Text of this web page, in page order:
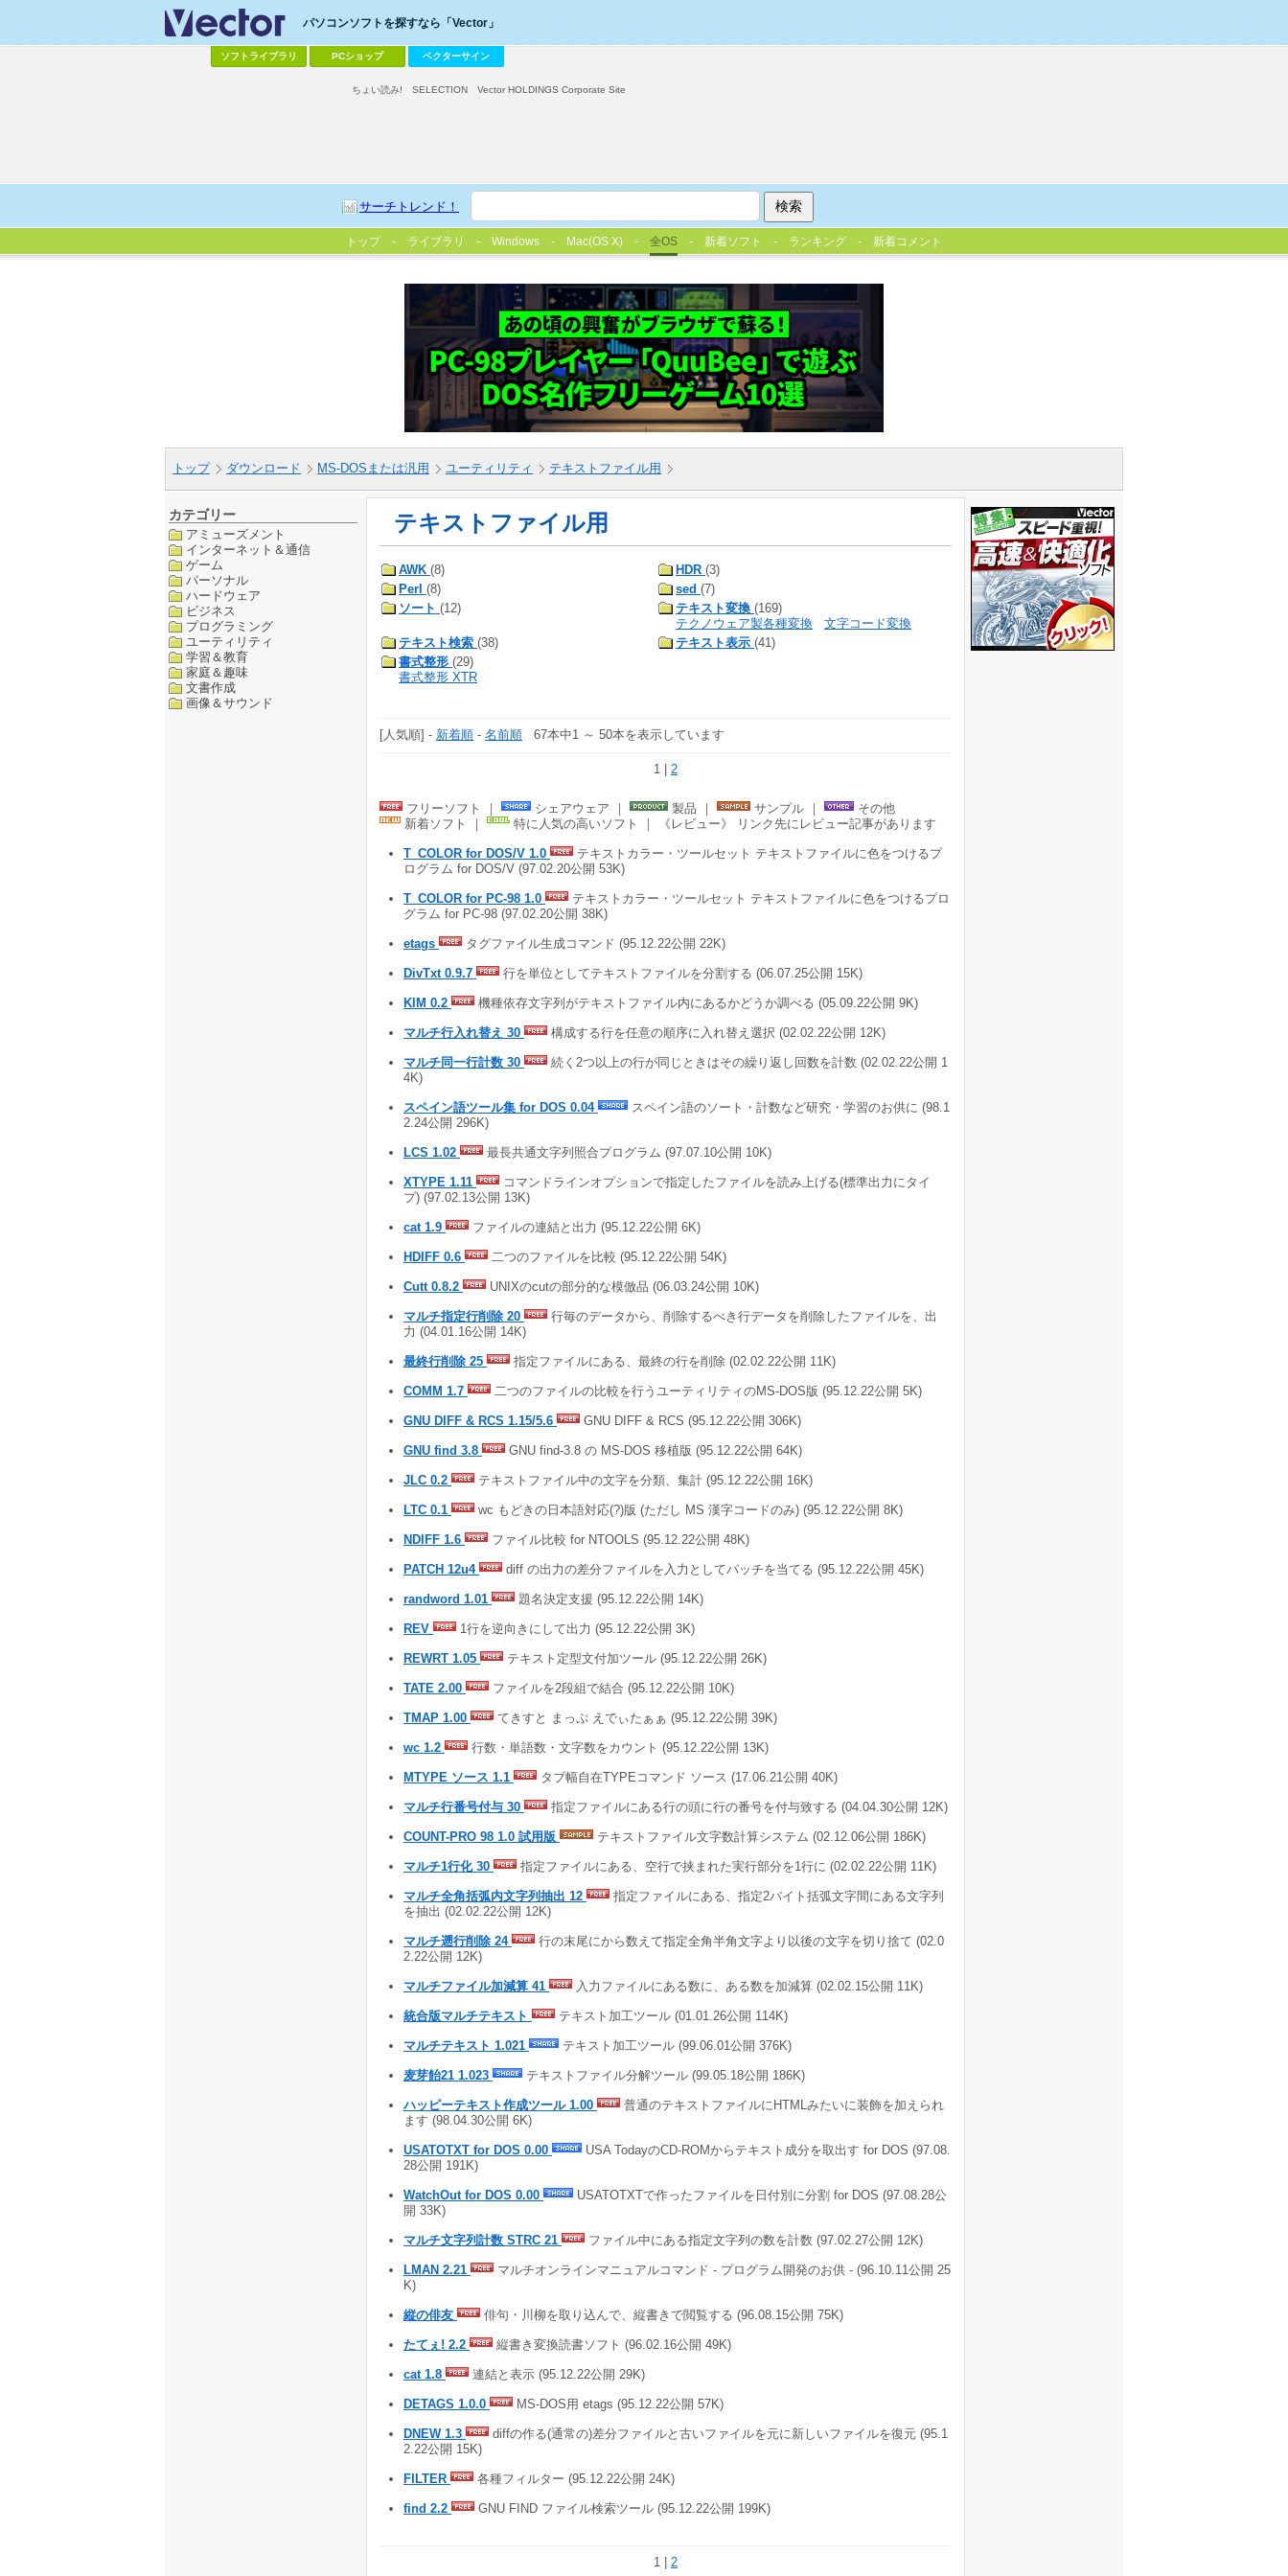
パソコンソフトを探すなら「Vector」
ソフトライブラリ PCショップ ベクターサイン
サーチトレンド！
ちょい読み! SELECTION Vector HOLDINGS Corporate Site
トップ ライブラリ Windows Mac(OS X) 全OS 新着ソフト ランキング 新着コメント
トップ ダウンロード MS-DOSまたは汎用 ユーティリティ テキストファイル用
カテゴリー
アミューズメント
インターネット＆通信
ゲーム
パーソナル
ハードウェア
ビジネス
プログラミング
ユーティリティ
学習＆教育
家庭＆趣味
文書作成
画像＆サウンド
テキストファイル用
AWK (8) HDR (3)
Perl (8) sed (7)
ソート (12) テキスト変換 (169)
テクノウェア製各種変換
文字コード変換
テキスト検索 (38) テキスト表示 (41)
書式整形 (29)
書式整形 XTR
[人気順] - 新着順 - 名前順 67本中1 ～ 50本を表示しています
1 | 2
フリーソフト ｜ シェアウェア ｜ 製品 ｜ サンプル ｜
その他
新着ソフト ｜
特に人気の高いソフト ｜ 《レビュー》 リンク先にレビュー記事があります
T_COLOR for DOS/V 1.0
テキストカラー・ツールセット テキストファイルに色をつけるプ
ログラム for DOS/V (97.02.20公開 53K)
T_COLOR for PC-98 1.0
テキストカラー・ツールセット テキストファイルに色をつけるプロ
グラム for PC-98 (97.02.20公開 38K)
etags タグファイル生成コマンド (95.12.22公開 22K)
DivTxt 0.9.7 行を単位としてテキストファイルを分割する (06.07.25公開 15K)
KIM 0.2 機種依存文字列がテキストファイル内にあるかどうか調べる (05.09.22公開 9K)
マルチ行入れ替え 30 構成する行を任意の順序に入れ替え選択 (02.02.22公開 12K)
マルチ同一行計数 30
続く2つ以上の行が同じときはその繰り返し回数を計数 (02.02.22公開 1
4K)
スペイン語ツール集 for DOS 0.04
スペイン語のソート・計数など研究・学習のお供に (98.1
2.24公開 296K)
LCS 1.02 最長共通文字列照合プログラム (97.07.10公開 10K)
XTYPE 1.11
コマンドラインオプションで指定したファイルを読み上げる(標準出力にタイ
プ) (97.02.13公開 13K)
cat 1.9 ファイルの連結と出力 (95.12.22公開 6K)
HDIFF 0.6 二つのファイルを比較 (95.12.22公開 54K)
Cutt 0.8.2 UNIXのcutの部分的な模倣品 (06.03.24公開 10K)
マルチ指定行削除 20
行毎のデータから、削除するべき行データを削除したファイルを、出
力 (04.01.16公開 14K)
最終行削除 25 指定ファイルにある、最終の行を削除 (02.02.22公開 11K)
COMM 1.7 二つのファイルの比較を行うユーティリティのMS-DOS版 (95.12.22公開 5K)
GNU DIFF & RCS 1.15/5.6 GNU DIFF & RCS (95.12.22公開 306K)
GNU find 3.8 GNU find-3.8 の MS-DOS 移植版 (95.12.22公開 64K)
JLC 0.2 テキストファイル中の文字を分類、集計 (95.12.22公開 16K)
LTC 0.1 wc もどきの日本語対応(?)版 (ただし MS 漢字コードのみ) (95.12.22公開 8K)
NDIFF 1.6 ファイル比較 for NTOOLS (95.12.22公開 48K)
PATCH 12u4 diff の出力の差分ファイルを入力としてパッチを当てる (95.12.22公開 45K)
randword 1.01 題名決定支援 (95.12.22公開 14K)
REV 1行を逆向きにして出力 (95.12.22公開 3K)
REWRT 1.05 テキスト定型文付加ツール (95.12.22公開 26K)
TATE 2.00 ファイルを2段組で結合 (95.12.22公開 10K)
TMAP 1.00 てきすと まっぷ えでぃたぁぁ (95.12.22公開 39K)
wc 1.2 行数・単語数・文字数をカウント (95.12.22公開 13K)
MTYPE ソース 1.1 タブ幅自在TYPEコマンド ソース (17.06.21公開 40K)
マルチ行番号付与 30 指定ファイルにある行の頭に行の番号を付与致する (04.04.30公開 12K)
COUNT-PRO 98 1.0 試用版 テキストファイル文字数計算システム (02.12.06公開 186K)
マルチ1行化 30 指定ファイルにある、空行で挟まれた実行部分を1行に (02.02.22公開 11K)
マルチ全角括弧内文字列抽出 12
指定ファイルにある、指定2バイト括弧文字間にある文字列
を抽出 (02.02.22公開 12K)
マルチ遡行削除 24
行の末尾にから数えて指定全角半角文字より以後の文字を切り捨て (02.0
2.22公開 12K)
マルチファイル加減算 41 入力ファイルにある数に、ある数を加減算 (02.02.15公開 11K)
統合版マルチテキスト テキスト加工ツール (01.01.26公開 114K)
マルチテキスト 1.021 テキスト加工ツール (99.06.01公開 376K)
麦芽飴21 1.023 テキストファイル分解ツール (99.05.18公開 186K)
ハッピーテキスト作成ツール 1.00
普通のテキストファイルにHTMLみたいに装飾を加えられ
ます (98.04.30公開 6K)
USATOTXT for DOS 0.00
USA TodayのCD-ROMからテキスト成分を取出す for DOS (97.08.
28公開 191K)
WatchOut for DOS 0.00
USATOTXTで作ったファイルを日付別に分割 for DOS (97.08.28公
開 33K)
マルチ文字列計数 STRC 21 ファイル中にある指定文字列の数を計数 (97.02.27公開 12K)
LMAN 2.21
マルチオンラインマニュアルコマンド - プログラム開発のお供 - (96.10.11公開 25
K)
縦の俳友 俳句・川柳を取り込んで、縦書きで閲覧する (96.08.15公開 75K)
たてぇ! 2.2 縦書き変換読書ソフト (96.02.16公開 49K)
cat 1.8 連結と表示 (95.12.22公開 29K)
DETAGS 1.0.0 MS-DOS用 etags (95.12.22公開 57K)
DNEW 1.3
diffの作る(通常の)差分ファイルと古いファイルを元に新しいファイルを復元 (95.1
2.22公開 15K)
FILTER 各種フィルター (95.12.22公開 24K)
find 2.2 GNU FIND ファイル検索ツール (95.12.22公開 199K)
1 | 2